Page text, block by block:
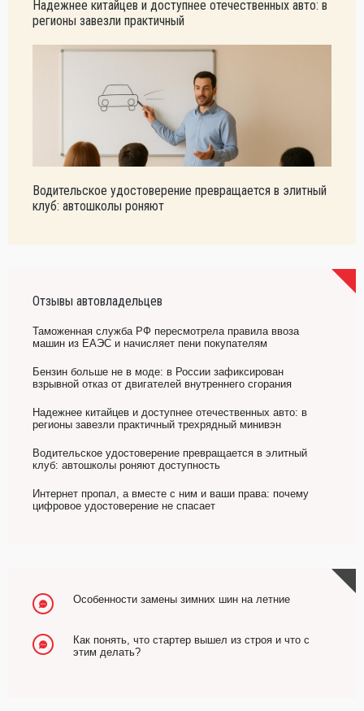
Надежнее китайцев и доступнее отечественных авто: в
регионы завезли практичный
Водительское удостоверение превращается в элитный
клуб: автошколы роняют
Отзывы автовладельцев
Таможенная служба РФ пересмотрела правила ввоза
машин из ЕАЭС и начисляет пени покупателям
Бензин больше не в моде: в России зафиксирован
взрывной отказ от двигателей внутреннего сгорания
Надежнее китайцев и доступнее отечественных авто: в
регионы завезли практичный трехрядный минивэн
Водительское удостоверение превращается в элитный
клуб: автошколы роняют доступность
Интернет пропал, а вместе с ним и ваши права: почему
цифровое удостоверение не спасает
Особенности замены зимних шин на летние
Как понять, что стартер вышел из строя и что с
этим делать?